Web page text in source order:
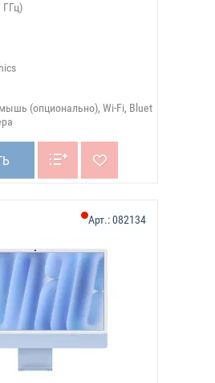
ГГц)
(опционально), Wi-Fi, Bluet
Арт.:082134